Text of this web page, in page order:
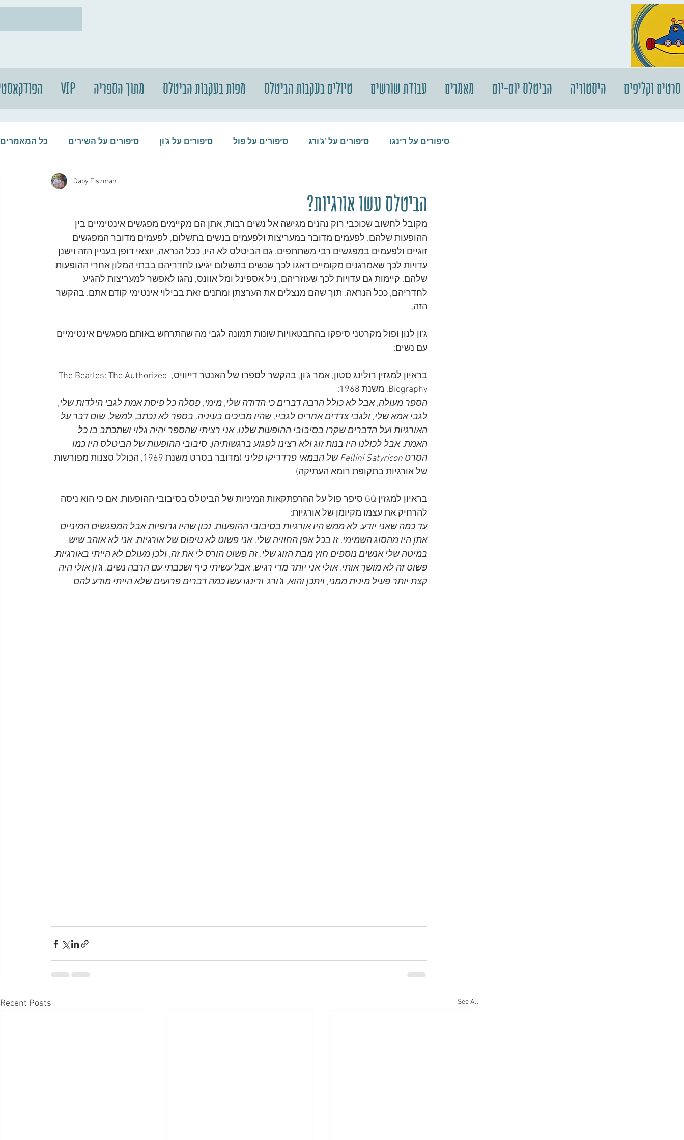
VIP מתוך הספריה מפות בעקבות הביטלס טיולים בעקבות הביטלס עבודת שורשים מאמרים הביטלס יום-יום היסטוריה סרטים וקליפים
כל המאמרים סיפורים על השירים סיפורים על ג'ון סיפורים על פול סיפורים על 'ג'ורג סיפורים על רינגו
סיפורים על הביטלס סיפורים על התקליטים
הביטלס עשו אורגיות?
Gaby Fiszman
מקובל לחשוב שכוכבי רוק נהנים מגישה אל נשים רבות, אתן הם מקיימים מפגשים אינטימיים בין
ההופעות שלהם. לפעמים מדובר במעריצות ולפעמים בנשים בתשלום, לפעמים מדובר המפגשים
זוגיים ולפעמים במפגשים רבי משתתפים. גם הביטלס לא היו, ככל הנראה, יוצאי דופן בעניין הזה וישנן
עדויות לכך שאמרגנים מקומיים דאגו לכך שנשים בתשלום יגיעו לחדריהם בבתי המלון אחרי ההופעות
שלהם. קיימות גם עדויות לכך שעוזריהם, ניל אספינל ומל אוונס, נהגו לאפשר למעריצות להגיע
לחדריהם, ככל הנראה, תוך שהם מנצלים את הערצתן ומתנים זאת בבילוי אינטימי קודם אתם. בהקשר
הזה,
ג'ון לנון ופול מקרטני סיפקו בהתבטאויות שונות תמונה לגבי מה שהתרחש באותם מפגשים אינטימיים
עם נשים:
בראיון למגזין רולינג סטון, אמר ג'ון, בהקשר לספרו של האנטר דייוויס, The Beatles: The Authorized
Biography, משנת 1968:
הספר מעולה, אבל לא כולל הרבה דברים כי הדודה שלי, מימי, פסלה כל פיסת אמת לגבי הילדות שלי,
לגבי אמא שלי, ולגבי צדדים אחרים לגביי, שהיו מביכים בעיניה. בספר לא נכתב, למשל, שום דבר על
האורגיות ועל הדברים שקרו בסיבובי ההופעות שלנו. אני רציתי שהספר יהיה גלוי ושתכתב בו כל
האמת, אבל לכולנו היו בנות זוג ולא רצינו לפגוע ברגשותיהן. סיבובי ההופעות של הביטלס היו כמו
הסרט Fellini Satyricon של הבמאי פרדריקו פליני
(מדובר בסרט משנת 1969, הכולל סצנות מפורשות
של אורגיות בתקופת רומא העתיקה)
בראיון למגזין GQ סיפר פול על ההרפתקאות המיניות של הביטלס בסיבובי ההופעות, אם כי הוא ניסה
להרחיק את עצמו מקיומן של אורגיות:
עד כמה שאני יודע, לא ממש היו אורגיות בסיבובי ההופעות. נכון שהיו גרופיות אבל המפגשים המיניים
אתן היו מהסוג השמימי. זו בכל אפן החוויה שלי. אני פשוט לא טיפוס של אורגיות. אני לא אוהב שיש
במיטה שלי אנשים נוספים חוץ מבת הזוג שלי. זה פשוט הורס לי את זה, ולכן מעולם לא הייתי באורגיות,
פשוט זה לא מושך אותי. אולי אני יותר מדי רגיש, אבל עשיתי כיף ושכבתי עם הרבה נשים. ג'ון אולי היה
קצת יותר פעיל מינית ממני, ויתכן והוא, ג'ורג' ורינגו עשו כמה דברים פרועים שלא הייתי מודע להם
Recent Posts See All